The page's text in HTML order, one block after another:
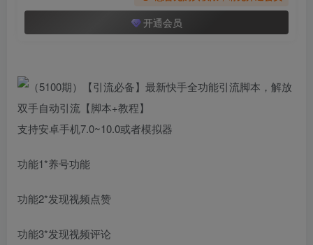
开通会员
支持安卓手机7.0~10.0或者模拟器
功能1*养号功能
功能2*发现视频点赞
功能3*发现视频评论